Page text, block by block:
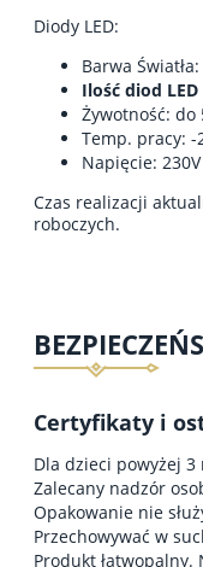
Diody LED:
Barwa Światła:
Ilość diod
Żywotność: do
Temp. pracy: -
Napięcie: 230V
Czas realizacji
roboczych.
Certyfikaty i
Dla dzieci powyżej 3
Zalecany nadzór
Opakowanie nie
Przechowywać w
Produkt łatwopalny.